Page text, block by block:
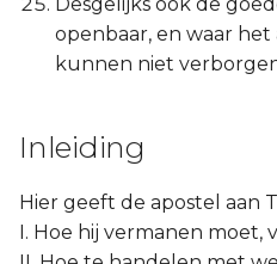
openbaar, en waar
kunnen niet
Inleiding
Hier geeft de apostel aan
I. Hoe hij vermanen moet,